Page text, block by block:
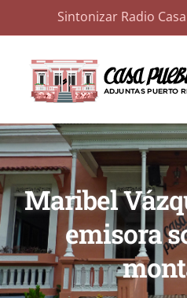
Sintonizar Radio
content
Maribel
emisora